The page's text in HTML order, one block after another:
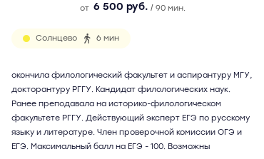
от 6 500 руб. / 90 мин.
Солнцево 6 мин
окончила филологический факультет и аспирантуру МГУ,
докторантуру РГГУ. Кандидат филологических наук.
Ранее преподавала на историко-филологическом
факультете РГГУ. Действующий эксперт ЕГЭ по русскому
языку и литературе. Член проверочной комиссии ОГЭ и
ЕГЭ. Максимальный балл на ЕГЭ - 100. Возможны